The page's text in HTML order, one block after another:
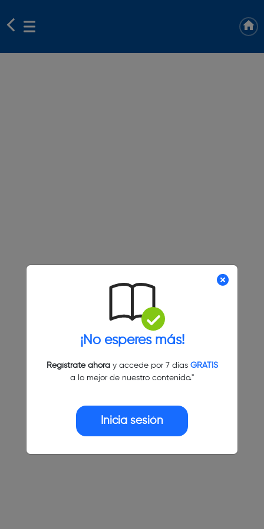
¡No esperes más!
Regístrate ahoray accede por 7 días GRATIS
a lo mejor de nuestro contenido."
Inicia sesión